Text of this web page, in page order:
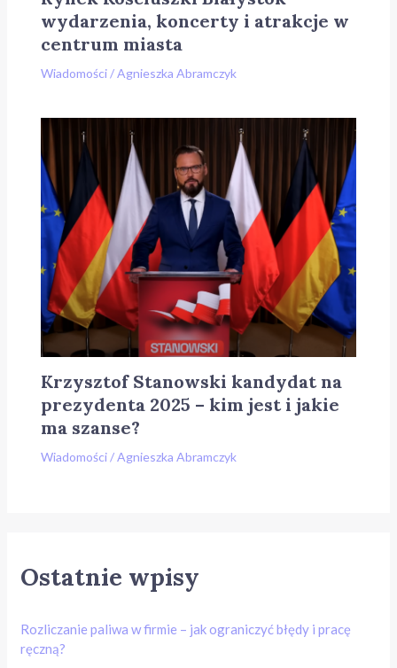
wydarzenia, koncerty i atrakcje w
centrum miasta
Wiadomości/Agnieszka Abramczyk
Krzysztof Stanowski kandydat na
prezydenta 2025 – kim jest i jakie
ma szanse?
Wiadomości/Agnieszka Abramczyk
Ostatnie wpisy
Rozliczanie paliwa w firmie – jak ograniczyć błędy i pracę
ręczną?